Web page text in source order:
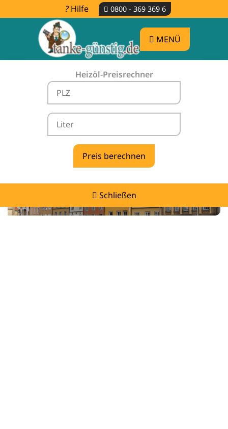
Hilfe 0800 - 369 369 6
MENÜ
Heizöl-Preisrechner
Schließen
Heizölpreise Damme -
vergleichen & günstig tanken